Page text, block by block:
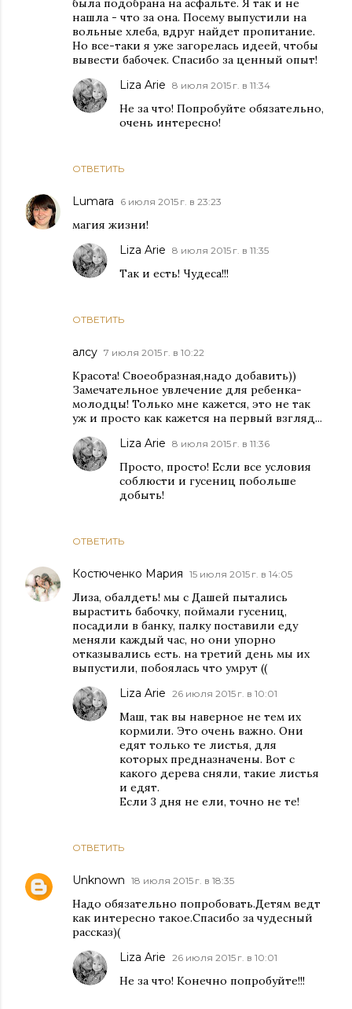
была подобрана на асфальте. Я так и не
нашла - что за она. Посему выпустили на
вольные хлеба, вдруг найдет пропитание.
Но все-таки я уже загорелась идеей, чтобы
вывести бабочек. Спасибо за ценный опыт!
ОТВЕТИТЬ
Liza Arie 8 июля 2015 г. в 11:34
Не за что! Попробуйте обязательно,
очень интересно!
Lumara 6 июля 2015 г. в 23:23
магия жизни!
ОТВЕТИТЬ
Liza Arie 8 июля 2015 г. в 11:35
Так и есть! Чудеса!!!
алсу 7 июля 2015 г. в 10:22
Красота! Своеобразная,надо добавить))
Замечательное увлечение для ребенка-
молодцы! Только мне кажется, это не так
уж и просто как кажется на первый взгляд...
ОТВЕТИТЬ
Liza Arie 8 июля 2015 г. в 11:36
Просто, просто! Если все условия
соблюсти и гусениц побольше
добыть!
Костюченко Мария 15 июля 2015 г. в 14:05
Лиза, обалдеть! мы с Дашей пытались
вырастить бабочку, поймали гусениц,
посадили в банку, палку поставили еду
меняли каждый час, но они упорно
отказывались есть. на третий день мы их
выпустили, побоялась что умрут ((
ОТВЕТИТЬ
Liza Arie 26 июля 2015 г. в 10:01
Маш, так вы наверное не тем их
кормили. Это очень важно. Они
едят только те листья, для
которых предназначены. Вот с
какого дерева сняли, такие листья
и едят.
Если 3 дня не ели, точно не те!
Unknown 18 июля 2015 г. в 18:35
Надо обязательно попробовать.Детям ведт
как интересно такое.Спасибо за чудесный
рассказ)(
Liza Arie 26 июля 2015 г. в 10:01
Не за что! Конечно попробуйте!!!